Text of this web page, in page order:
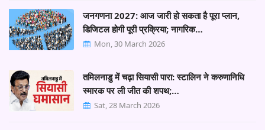
जनगणना 2027: आज जारी हो सकता है पूरा प्लान,
डिजिटल होगी पूरी प्रक्रिया; नागरिक…
Mon, 30 March 2026
तमिलनाडु में चढ़ा सियासी पारा: स्टालिन ने करुणानिधि
स्मारक पर ली जीत की शपथ;…
Sat, 28 March 2026